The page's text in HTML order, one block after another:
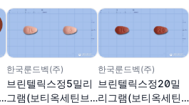
한국룬드벡(주)
브린텔릭스정5밀리
그램(보티옥세틴브
한국룬드벡(주)
브린텔릭스정20밀
리그램(보티옥세틴